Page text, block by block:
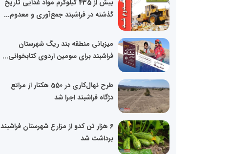
بیش از 435 کیلوگرم مواد غذایی تاریخ
گذشته در فراشبند جمع‌آوری و معدوم...
میزبانی منطقه بند ریگ شهرستان
فراشبند برای سومین اردوی کتابخوانی...
طرح نهال‌کاری در 550 هکتار از مراتع
دژگاه فراشبند اجرا شد
۶ هزار تن کدو از مزارع شهرستان فراشبند
برداشت شد